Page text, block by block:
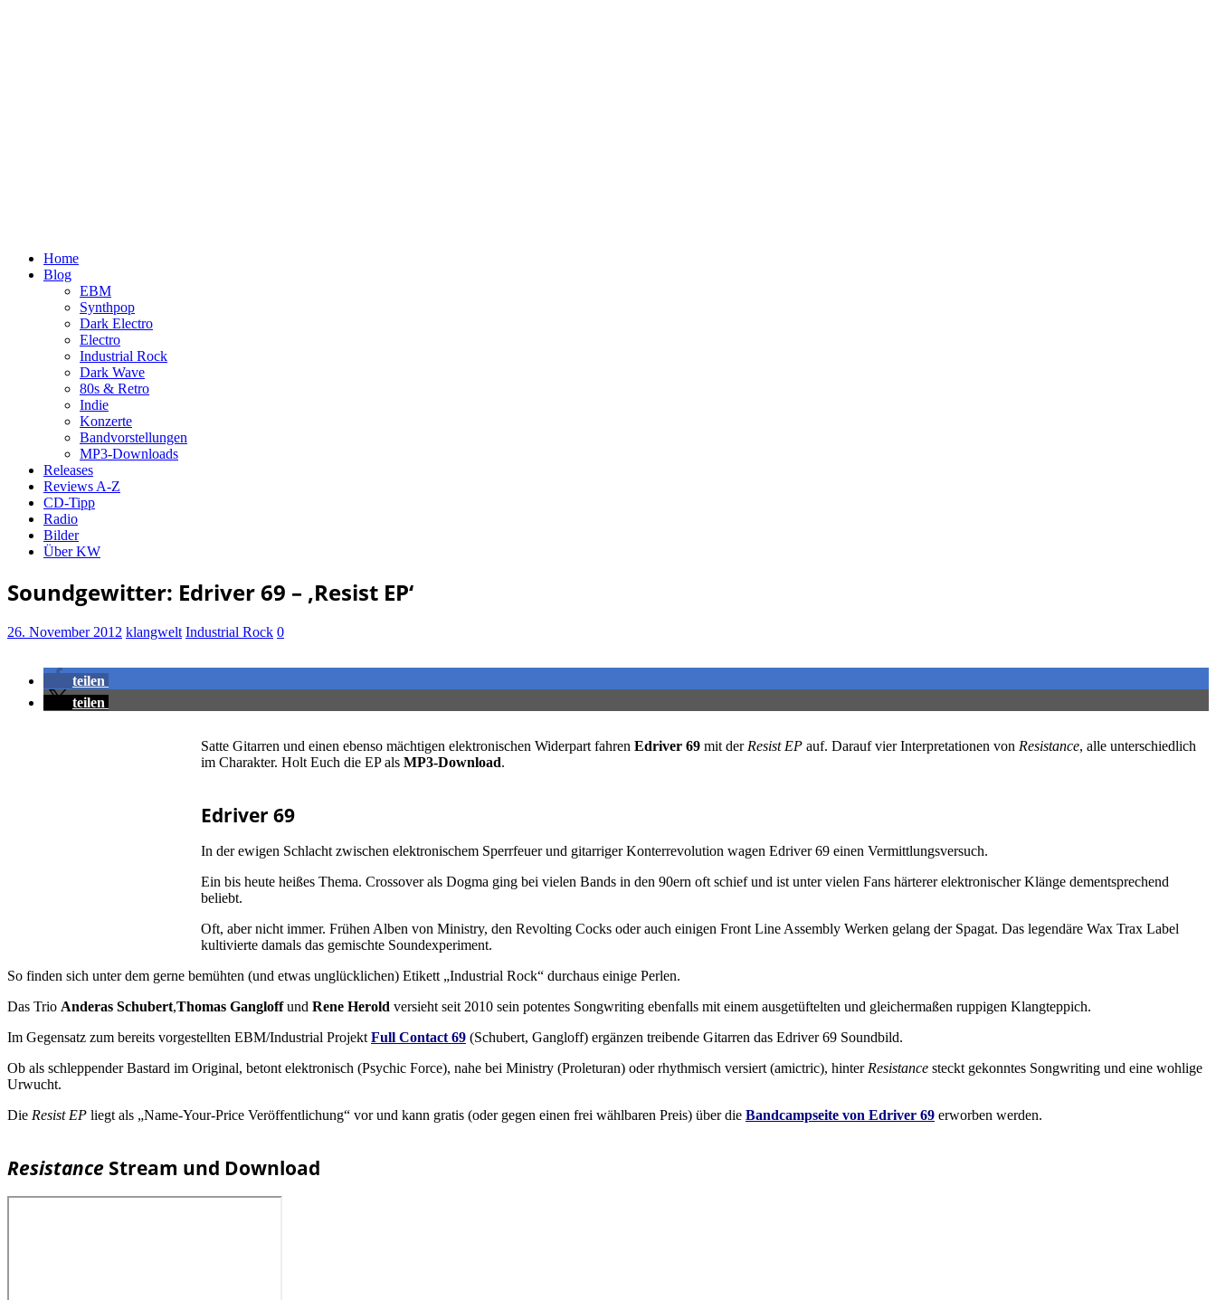
Home
Blog
EBM
Synthpop
Dark Electro
Electro
Industrial Rock
Dark Wave
80s & Retro
Indie
Konzerte
Bandvorstellungen
MP3-Downloads
Releases
Reviews A-Z
CD-Tipp
Radio
Bilder
Über KW
Soundgewitter: Edriver 69 – ‚Resist EP‘
26. November 2012 klangwelt Industrial Rock 0
teilen
teilen
Satte Gitarren und einen ebenso mächtigen elektronischen Widerpart fahren Edriver 69 mit der Resist EP auf. Darauf vier Interpretationen von Resistance, alle unterschiedlich
im Charakter. Holt Euch die EP als MP3-Download.
Edriver 69
In der ewigen Schlacht zwischen elektronischem Sperrfeuer und gitarriger Konterrevolution wagen Edriver 69 einen Vermittlungsversuch.
Ein bis heute heißes Thema. Crossover als Dogma ging bei vielen Bands in den 90ern oft schief und ist unter vielen Fans härterer elektronischer Klänge dementsprechend
beliebt.
Oft, aber nicht immer. Frühen Alben von Ministry, den Revolting Cocks oder auch einigen Front Line Assembly Werken gelang der Spagat. Das legendäre Wax Trax Label
kultivierte damals das gemischte Soundexperiment.
So finden sich unter dem gerne bemühten (und etwas unglücklichen) Etikett „Industrial Rock“ durchaus einige Perlen.
Das Trio Anderas Schubert,Thomas Gangloffund Rene Herold versieht seit 2010 sein potentes Songwriting ebenfalls mit einem ausgetüftelten und gleichermaßen ruppigen Klangteppich.
Im Gegensatz zum bereits vorgestellten EBM/Industrial Projekt Full Contact 69 (Schubert, Gangloff) ergänzen treibende Gitarren das Edriver 69 Soundbild.
Ob als schleppender Bastard im Original, betont elektronisch (Psychic Force), nahe bei Ministry (Proleturan) oder rhythmisch versiert (amictric), hinter Resistance steckt gekonntes Songwriting und eine wohlige
Urwucht.
Die Resist EP liegt als „Name-Your-Price Veröffentlichung“ vor und kann gratis (oder gegen einen frei wählbaren Preis) über die Bandcampseite von Edriver 69 erworben werden.
Resistance Stream und Download